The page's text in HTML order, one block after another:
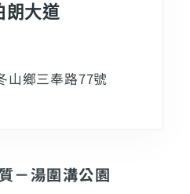
朗大道
山鄉三奉路77號
－湯圍溝公園